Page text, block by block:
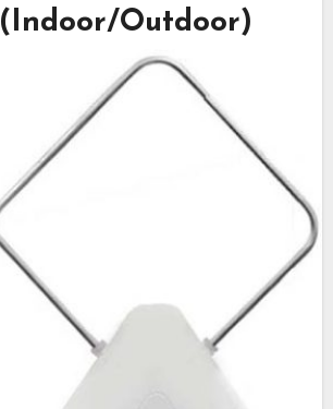
(Indoor/Outdoor)